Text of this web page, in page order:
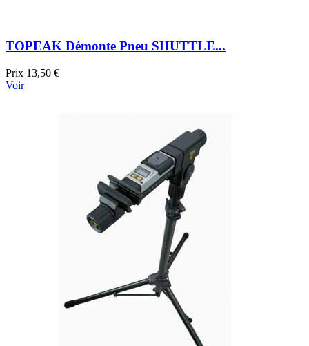
TOPEAK Démonte Pneu SHUTTLE...
Prix 13,50 €
Voir